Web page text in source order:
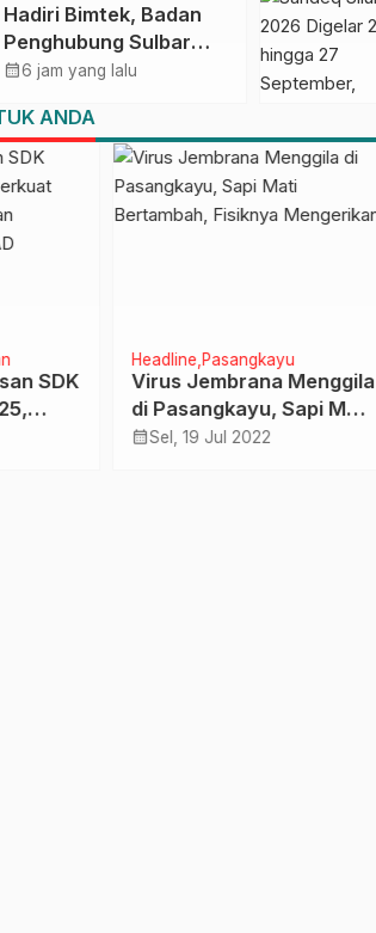
Hadiri Bimtek, Badan
Penghubung Sulbar
Tingkatkan
Pelaporan SPT Masa
PPN Gunakan Aplikasi
Coretax
calendar_month6 jam yang lalu
ANDA
SDK
Headline Pasangkayu
Virus Jembrana Menggila
di Pasangkayu, Sapi Mati
Bertambah, Fisiknya
calendar_monthSel, 19 Jul 2022